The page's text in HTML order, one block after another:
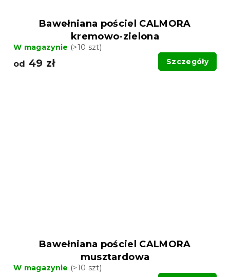
Bawełniana pościel CALMORA
kremowo-zielona
W magazynie (>10 szt)
od 49 zł Szczegóły
Bawełniana pościel CALMORA
musztardowa
W magazynie (>10 szt)